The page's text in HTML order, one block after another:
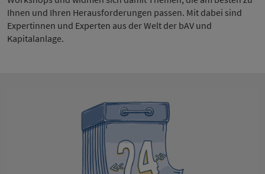
Ihnen und Ihren Herausforderungen passen. Mit dabei sind
Expertinnen und Experten aus der Welt der bAV und
Kapitalanlage.